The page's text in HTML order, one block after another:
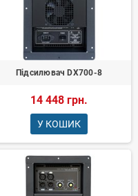
Підсилювач DX700-8
14 448 грн.
У КОШИК